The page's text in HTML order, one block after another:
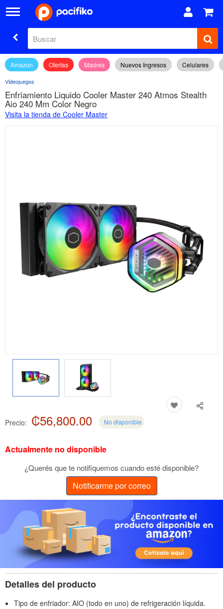
Amazon Ofertas Madres Nuevos Ingresos Celulares
Videojuegos
Enfriamiento Liquido Cooler Master 240 Atmos Stealth
Aio 240 Mm Color Negro
Visita la tienda de Cooler Master
Precio: ₡56,800.00 No disponible
Actualmente no disponible
¿Querés que te notifiquemos cuando esté disponible?
Notificarme por correo
Detalles del producto
Tipo de enfriador: AIO (todo en uno) de refrigeración líquida.